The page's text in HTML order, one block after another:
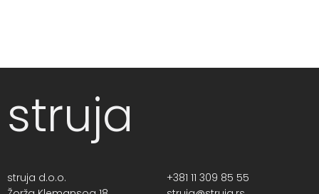
struja
struja d.o.o.
+381 11 309 85 55